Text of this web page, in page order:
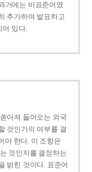
거에는 비표준어였
추가하여 발표하고
어 있다.
아져 들어오는 외국
것인가의 여부를 결
야 한다. 이 조항은
것인지를 결정하는
밝힌 것이다. 표준어